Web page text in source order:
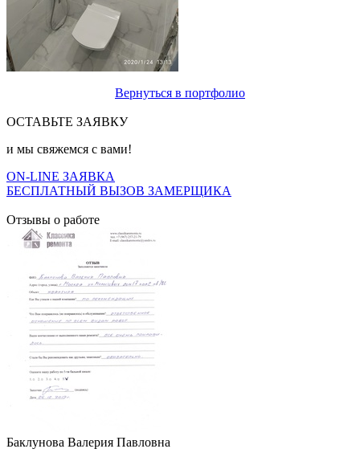
Вернуться в портфолио
ОСТАВЬТЕ ЗАЯВКУ
и мы свяжемся с вами!
ON-LINE ЗАЯВКА
БЕСПЛАТНЫЙ ВЫЗОВ ЗАМЕРЩИКА
Отзывы о работе
Баклунова Валерия Павловна